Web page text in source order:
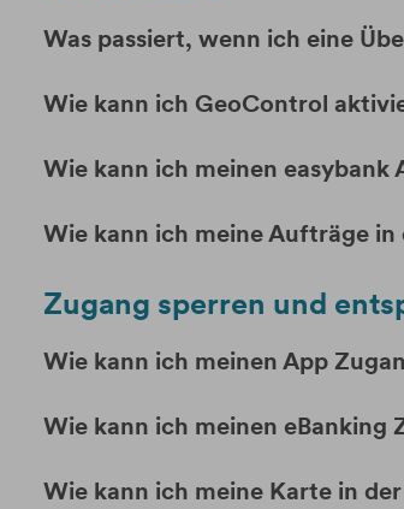
Was passiert, wenn ich eine
Wie kann ich GeoControl
Wie kann ich meinen easybank
Wie kann ich meine Aufträge in
Zugang sperren und
Wie kann ich meinen App
Wie kann ich meinen eBanking
Wie kann ich meine Karte in